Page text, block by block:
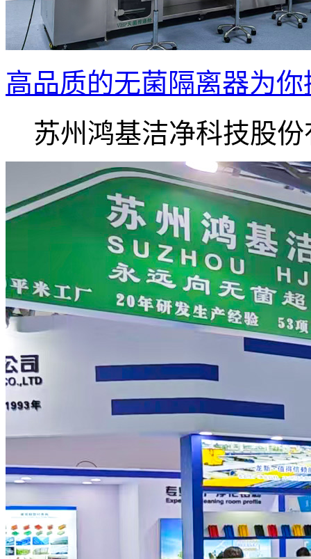
高品质的无菌隔离器为
苏州鸿基洁净科技股份